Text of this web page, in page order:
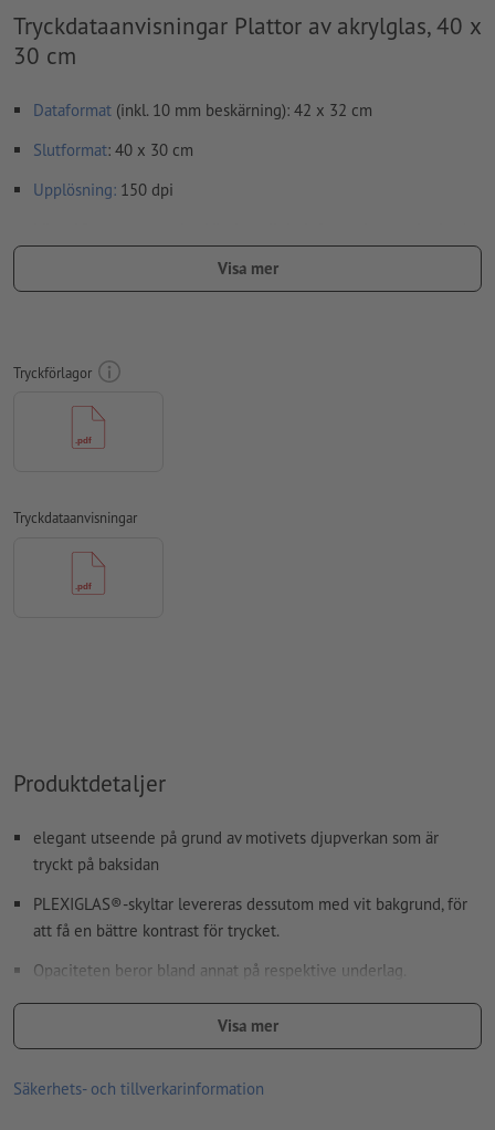
Tryckdataanvisningar Plattor av akrylglas, 40 x
30 cm
Dataformat (inkl. 10 mm beskärning): 42 x 32 cm
Slutformat: 40 x 30 cm
Upplösning: 150 dpi
teckensnittmåste våra fullständigt inbäddade eller
färgläge:
CMYK, FOGRA51 (PSO Coated v3) för bestruket papper
stavfel och sättningsfel
övertrycksinställningar
Innehåll frånformulärfält
Hur skapar jag utskriftsdata korrekt?
Visa mer
Tryckförlagor
Tryckdataanvisningar
Produktdetaljer
elegant utseende på grund av motivets djupverkan som är
tryckt på baksidan
PLEXIGLAS®-skyltar levereras dessutom med vit bakgrund, för
att få en bättre kontrast för trycket.
Opaciteten beror bland annat på respektive underlag.
Rättvisa priser tack vare ytterst noggrann beräkning
tryckt i högklassigt digitaltryck med UV-färger
för användning inom- och utomhus
Visa mer
Säkerhets- och tillverkarinformation